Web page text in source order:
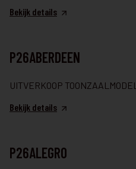
Bekijk details
P26ABERDEEN
UITVERKOOP TOONZAALMODEL
Bekijk details
P26ALEGRO